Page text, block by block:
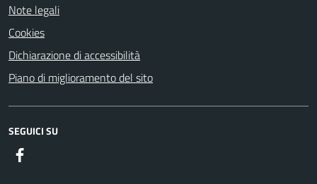
Note legali
Cookies
Dichiarazione di accessibilità
Piano di miglioramento del sito
SEGUICI SU